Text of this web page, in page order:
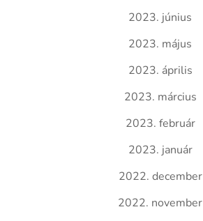
2023. június
2023. május
2023. április
2023. március
2023. február
2023. január
2022. december
2022. november